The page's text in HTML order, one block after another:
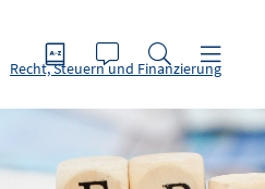
Recht, Steuern und Finanzierung